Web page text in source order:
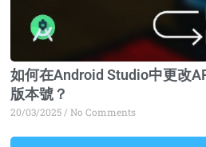
如何在Android Studio中更改
版本號？
20/03/2025 No Comments